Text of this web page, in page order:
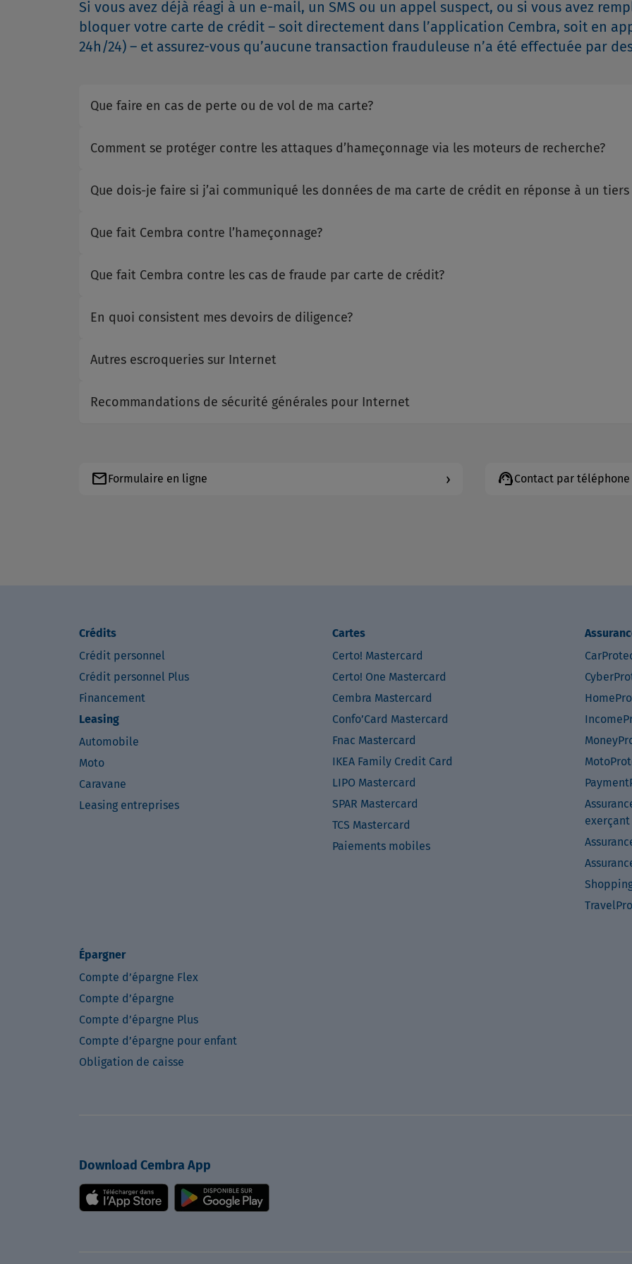
Si vous avez déjà réagi à un e-mail, un SMS ou un appel suspect, ou si vous avez
bloquer votre carte de crédit – soit directement dans l’application Cembra, soit en
24h/24) – et assurez-vous qu’aucune transaction frauduleuse n’a été effectuée par
Que faire en cas de perte ou de vol de ma carte?
Comment se protéger contre les attaques d’hameçonnage via les moteurs de recherche?
Que dois-je faire si j’ai communiqué les données de ma carte de crédit en réponse à un
Que fait Cembra contre l’hameçonnage?
Que fait Cembra contre les cas de fraude par carte de crédit?
En quoi consistent mes devoirs de diligence?
Autres escroqueries sur Internet
Recommandations de sécurité générales pour Internet
mailFormulaire en ligne › support_agentContact par téléphone
Crédits
Crédit personnel
Crédit personnel Plus
Financement
Leasing
Automobile
Moto
Caravane
Leasing entreprises
Cartes
Certo! Mastercard
Certo! One Mastercard
Cembra Mastercard
Confo’Card Mastercard
Fnac Mastercard
IKEA Family Credit Card
LIPO Mastercard
SPAR Mastercard
TCS Mastercard
Paiements mobiles
Épargner
Compte d’épargne Flex
Compte d’épargne
Compte d’épargne Plus
Compte d’épargne pour enfant
Obligation de caisse
Download Cembra App